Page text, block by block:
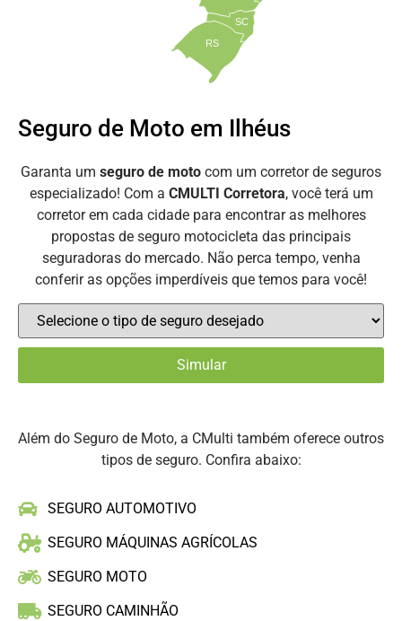
SC
RS
Seguro de Moto em Ilhéus
Garanta um seguro de moto com um corretor de seguros
especializado! Com a CMULTI Corretora, você terá um
corretor em cada cidade para encontrar as melhores
propostas de seguro motocicleta das principais
seguradoras do mercado. Não perca tempo, venha
conferir as opções imperdíveis que temos para você!
Além do Seguro de Moto, a CMulti também oferece outros
tipos de seguro. Confira abaixo:
SEGURO AUTOMOTIVO
SEGURO MÁQUINAS AGRÍCOLAS
SEGURO MOTO
SEGURO CAMINHÃO